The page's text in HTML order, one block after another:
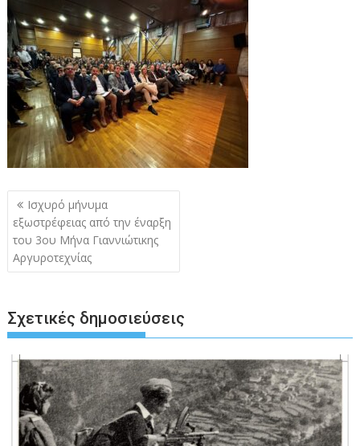
Πλοήγηση
άρθρων
Ισχυρό μήνυμα
εξωστρέφειας από την έναρξη
του 3ου Μήνα Γιαννιώτικης
Αργυροτεχνίας
Σχετικές δημοσιεύσεις